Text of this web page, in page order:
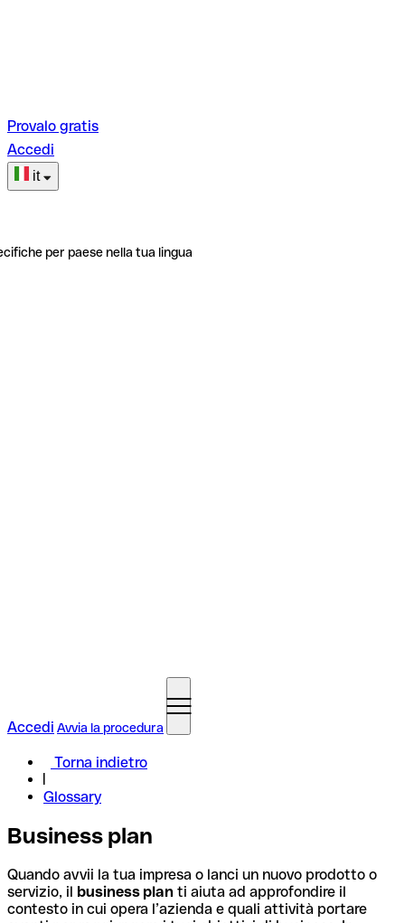
Provalo gratis
Accedi
it
per paese nella tua lingua
Accedi Avvia la procedura
Torna indietro
Glossary
Business plan
Quando avvii la tua impresa o lanci un nuovo prodotto o
servizio, il business plan ti aiuta ad approfondire il
contesto in cui opera l’azienda e quali attività portare